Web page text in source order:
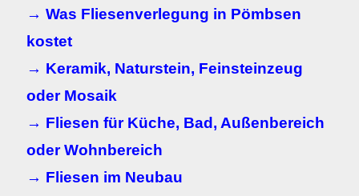
→ Was Fliesenverlegung in Pömbsen
kostet
→ Keramik, Naturstein, Feinsteinzeug
oder Mosaik
→ Fliesen für Küche, Bad, Außenbereich
oder Wohnbereich
→ Fliesen im Neubau